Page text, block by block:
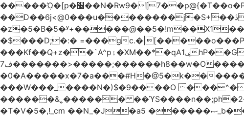
�����ᾨ�[p�׵��N�Rw9�[7��p@{�T��o�P"�t�U<y�쫘Q��PDp���� ��B��9x�����_h!� 1}]����,��!
��D��6j<@0���u��������j�S+��ڎ�|��kM;������`�� |
�z�5�B�5�ʸ+�����@��5�!m��X1��ߋ%���l|-o�<ė;���[�(�a�_�߿�Nn���t���o��\�`�,;E�,��1&�G
�$���D;�:� =���g
���Kf��Q+z��`A^pۀ�XM��*�qAݷ1hP��G�����YU�Xa��]��^ �D�.埗�B��%��?}
ف7�������>�����;������h8��w�O����էW������������{�g����y� |
�0�A�����x�7�a���#H�@5�k��
���W���_����N�)$�9����O ���^�
������&˿������
�T�V�5�,!_cm ��N_�J�a5 ������ޞ_b��O��U:�޳ܯZ:�)Q�4������� &Zf��=�@�_��Ft �Bc{�� c�/